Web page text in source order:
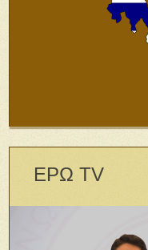
ΕΡΩ TV